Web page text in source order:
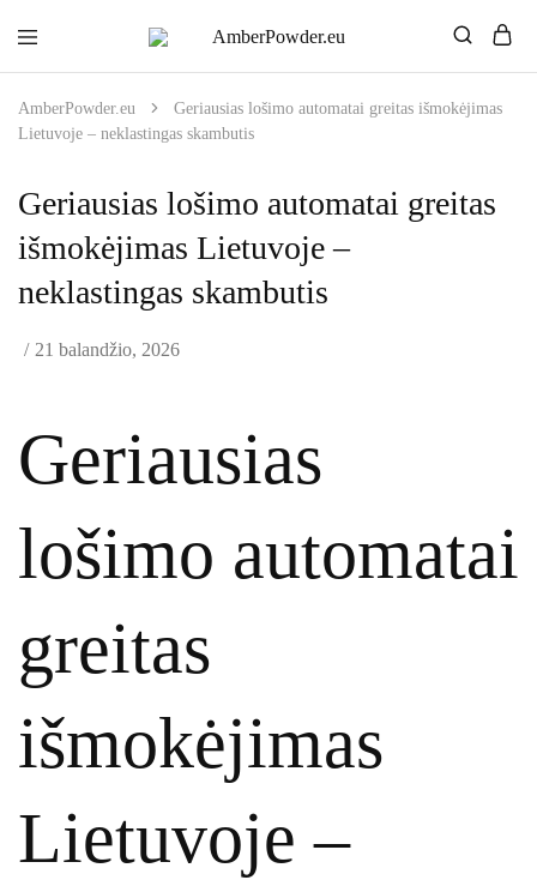
Švaros
AmberPowder.eu
Geriausias lošimo automatai greitas išmokėjimas
Lietuvoje – neklastingas skambutis
Geriausias lošimo automatai greitas
išmokėjimas Lietuvoje –
neklastingas skambutis
21 balandžio, 2026
Geriausias
lošimo automatai
greitas
išmokėjimas
Lietuvoje –